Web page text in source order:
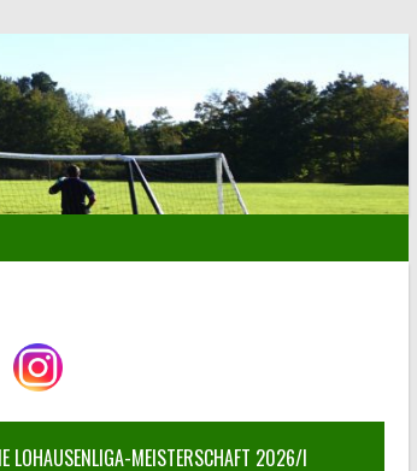
LOHAUSENLIGA-MEISTERSCHAFT 2026/I